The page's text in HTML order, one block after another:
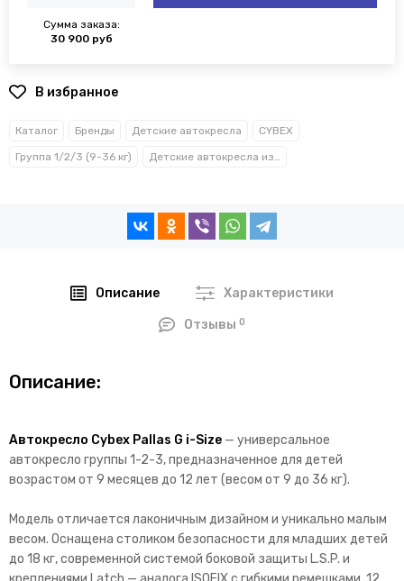
Сумма заказа:
30 900 руб
В избранное
Каталог Бренды Детские автокресла CYBEX
Группа 1/2/3 (9-36 кг) Детские автокресла из коллекции «Cloud G i-Size»
Описание Характеристики
Отзывы0
Описание:
Автокресло Cybex Pallas G i-Size — универсальное
автокресло группы 1-2-3, предназначенное для детей
возрастом от 9 месяцев до 12 лет (весом от 9 до 36 кг).
Модель отличается лаконичным дизайном и уникально малым
весом. Оснащена столиком безопасности для младших детей
до 18 кг, современной системой боковой защиты L.S.P. и